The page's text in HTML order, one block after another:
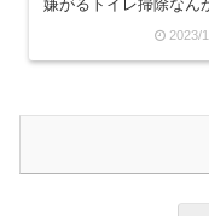
嫌がるトイレ掃除なん
分の中では「掃除番長
な感覚がありました。
したら、「家では掃除
2023/